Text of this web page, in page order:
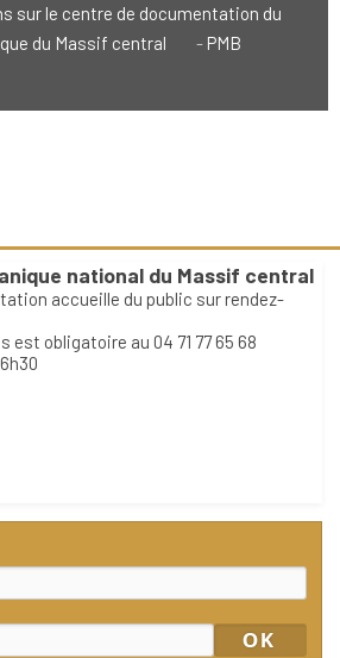
sur le centre de documentation du
du Massif central
PMB
national du Massif central
accueille du public sur rendez-
est obligatoire au 04 71 77 65 68